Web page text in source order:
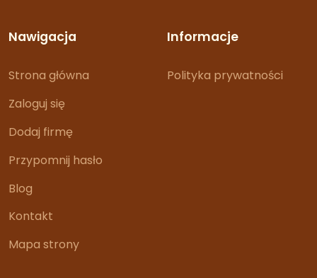
Nawigacja
Strona główna
Zaloguj się
Dodaj firmę
Przypomnij hasło
Blog
Kontakt
Mapa strony
Informacje
Polityka prywatności